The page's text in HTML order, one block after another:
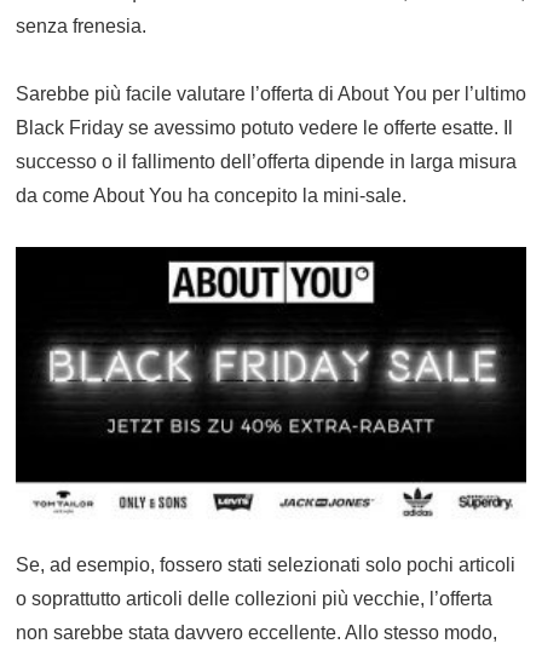
senza frenesia.
Sarebbe più facile valutare l’offerta di About You per l’ultimo
Black Friday se avessimo potuto vedere le offerte esatte. Il
successo o il fallimento dell’offerta dipende in larga misura
da come About You ha concepito la mini-sale.
Se, ad esempio, fossero stati selezionati solo pochi articoli
o soprattutto articoli delle collezioni più vecchie, l’offerta
non sarebbe stata davvero eccellente. Allo stesso modo,